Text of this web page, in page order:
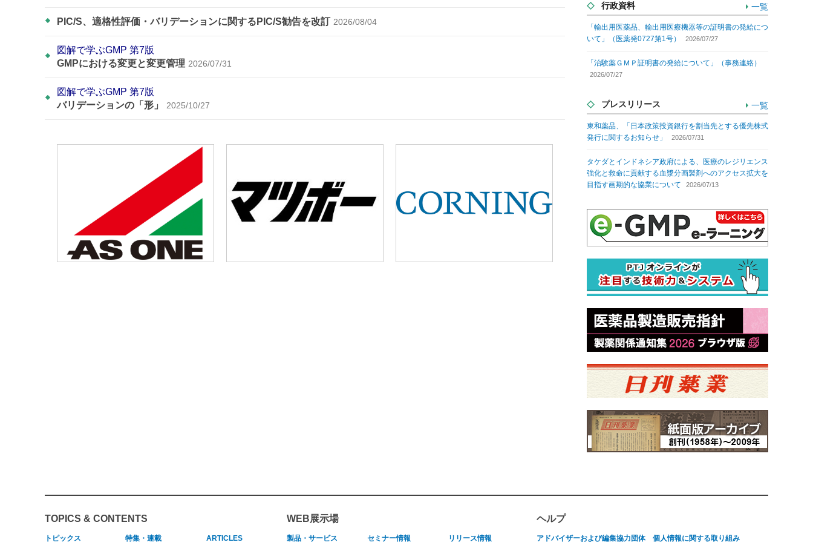
PIC/S、適格性評価・バリデーションに関するPIC/S勧告を改訂 2026/08/04
図解で学ぶGMP 第7版
GMPにおける変更と変更管理 2026/07/31
図解で学ぶGMP 第7版
バリデーションの「形」
2025/10/27
行政資料 一覧
「輸出用医薬品、輸出用医療機器等の証明書の発給につ
いて」（医薬発0727第1号）
2026/07/27
「治験薬ＧＭＰ証明書の発給について」（事務連絡）
2026/07/27
プレスリリース 一覧
東和薬品、「日本政策投資銀行を割当先とする優先株式
発行に関するお知らせ」
2026/07/31
タケダとインドネシア政府による、医療のレジリエンス
強化と救命に貢献する血漿分画製剤へのアクセス拡大を
目指す画期的な協業について
2026/07/13
TOPICS & CONTENTS
トピックス 特集・連載 ARTICLES
WEB展示場
製品・サービス セミナー情報 リリース情報
ヘルプ
アドバイザーおよび編集協力団体 個人情報に関する取り組み